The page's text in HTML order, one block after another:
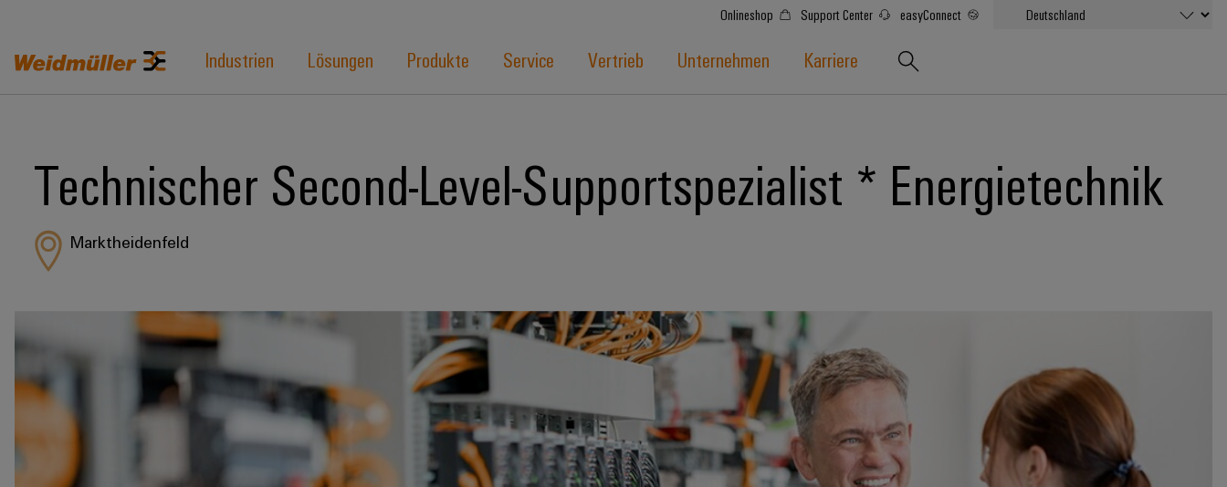
Onlineshop Support Center easyConnect
Industrien Lösungen Produkte Service Vertrieb Unternehmen Karriere
Technischer Second-Level-Supportspezialist * Energietechnik
Marktheidenfeld